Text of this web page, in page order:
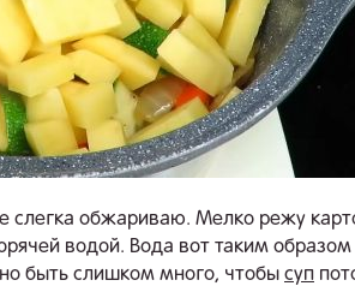
слегка обжариваю. Мелко режу
водой. Вода вот таким образом
быть слишком много, чтобы суп